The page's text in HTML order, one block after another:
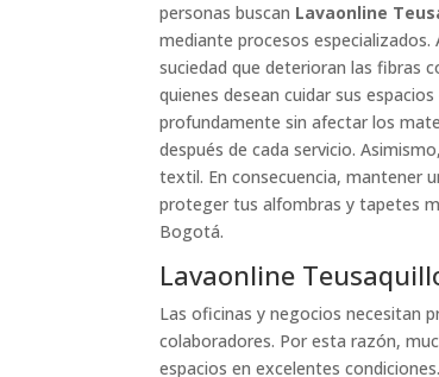
personas buscan Lavaonline
mediante procesos
suciedad que deterioran las fibras
quienes desean cuidar sus
profundamente sin afectar los
después de cada servicio.
textil. En consecuencia, mantener
proteger tus alfombras y tapetes
Bogotá.
Lavaonline
Las oficinas y negocios necesitan
colaboradores. Por esta razón,
espacios en excelentes